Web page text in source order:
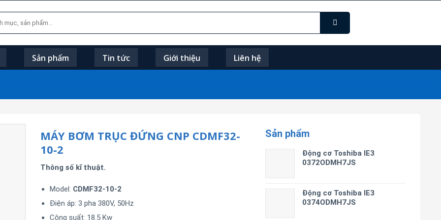
Sản phẩm Tin tức Giới thiệu Liên hệ
Sản phẩm
Động cơ Toshiba IE3
0372ODMH7JS
Động cơ Toshiba IE3
0374ODMH7JS
MÁY BƠM TRỤC ĐỨNG CNP CDMF32-
10-2
Thông số kĩ thuật.
Model: CDMF32-10-2
Điện áp: 3 pha 380V, 50Hz
Công suất: 18.5 Kw